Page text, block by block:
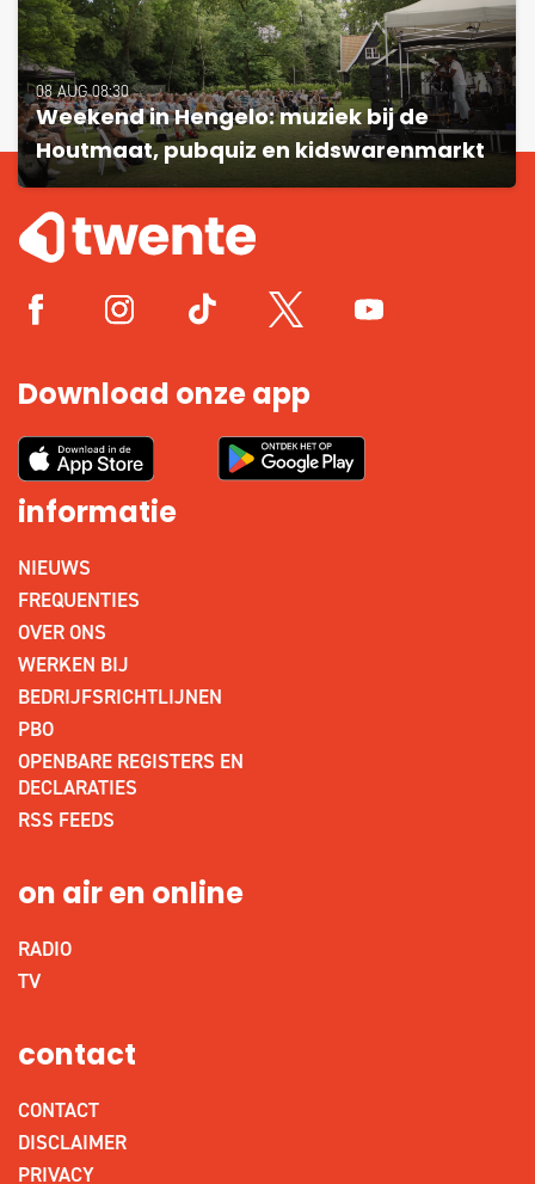
08 AUG 08:30
Weekend in Hengelo: muziek bij de
Houtmaat, pubquiz en kidswarenmarkt
Download onze app
informatie
NIEUWS
FREQUENTIES
OVER ONS
WERKEN BIJ
BEDRIJFSRICHTLIJNEN
PBO
OPENBARE REGISTERS EN
DECLARATIES
RSS FEEDS
on air en online
RADIO
TV
contact
CONTACT
DISCLAIMER
PRIVACY